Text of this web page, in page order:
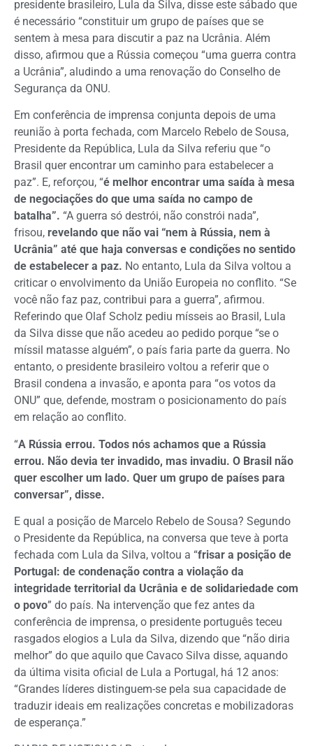
presidente brasileiro, Lula da Silva, disse este sábado que
é necessário “constituir um grupo de países que se
sentem à mesa para discutir a paz na Ucrânia. Além
disso, afirmou que a Rússia começou “uma guerra contra
a Ucrânia”, aludindo a uma renovação do Conselho de
Segurança da ONU.
Em conferência de imprensa conjunta depois de uma
reunião à porta fechada, com Marcelo Rebelo de Sousa,
Presidente da República, Lula da Silva referiu que “o
Brasil quer encontrar um caminho para estabelecer a
paz”. E, reforçou, “é melhor encontrar uma saída à mesa
de negociações do que uma saída no campo de
batalha”. “A guerra só destrói, não constrói nada”,
frisou, revelando que não vai “nem à Rússia, nem à
Ucrânia” até que haja conversas e condições no sentido
de estabelecer a paz. No entanto, Lula da Silva voltou a
criticar o envolvimento da União Europeia no conflito. “Se
você não faz paz, contribui para a guerra”, afirmou.
Referindo que Olaf Scholz pediu mísseis ao Brasil, Lula
da Silva disse que não acedeu ao pedido porque “se o
míssil matasse alguém”, o país faria parte da guerra. No
entanto, o presidente brasileiro voltou a referir que o
Brasil condena a invasão, e aponta para “os votos da
ONU” que, defende, mostram o posicionamento do país
em relação ao conflito.
“A Rússia errou. Todos nós achamos que a Rússia
errou. Não devia ter invadido, mas invadiu. O Brasil não
quer escolher um lado. Quer um grupo de países para
conversar”, disse.
E qual a posição de Marcelo Rebelo de Sousa? Segundo
o Presidente da República, na conversa que teve à porta
fechada com Lula da Silva, voltou a “frisar a posição de
Portugal: de condenação contra a violação da
integridade territorial da Ucrânia e de solidariedade com
o povo” do país. Na intervenção que fez antes da
conferência de imprensa, o presidente português teceu
rasgados elogios a Lula da Silva, dizendo que “não diria
melhor” do que aquilo que Cavaco Silva disse, aquando
da última visita oficial de Lula a Portugal, há 12 anos:
“Grandes líderes distinguem-se pela sua capacidade de
traduzir ideais em realizações concretas e mobilizadoras
de esperança.”